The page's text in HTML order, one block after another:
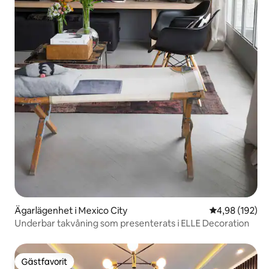
Ägarlägenhet i Mexico City 4,98 av 5 i
4,98 (192)
Underbar takvåning som presenterats i ELLE Decoration
Gästfavorit